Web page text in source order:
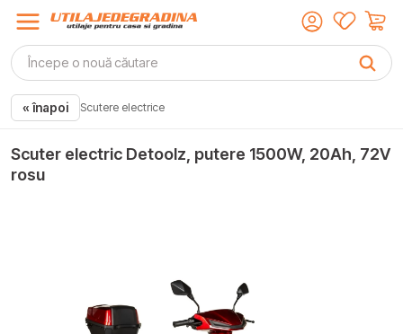
« înapoi Scutere electrice
Scuter electric Detoolz, putere 1500W, 20Ah, 72V
rosu